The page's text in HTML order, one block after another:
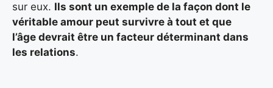
sur eux. Ils sont un exemple de la façon dont le
véritable amour peut survivre à tout et que
l’âge devrait être un facteur déterminant dans
les relations.